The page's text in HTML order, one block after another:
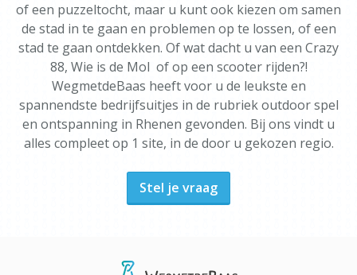
of een puzzeltocht, maar u kunt ook kiezen om samen
de stad in te gaan en problemen op te lossen, of een
stad te gaan ontdekken. Of wat dacht u van een Crazy
88, Wie is de Mol of op een scooter rijden?!
WegmetdeBaas heeft voor u de leukste en
spannendste bedrijfsuitjes in de rubriek outdoor spel
en ontspanning in Rhenen gevonden. Bij ons vindt u
alles compleet op 1 site, in de door u gekozen regio.
Stel je vraag